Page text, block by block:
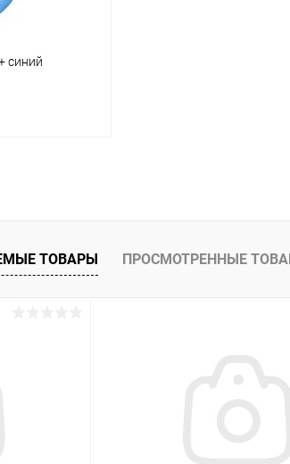
синий
ТОВАРЫ ПРОСМОТРЕННЫЕ